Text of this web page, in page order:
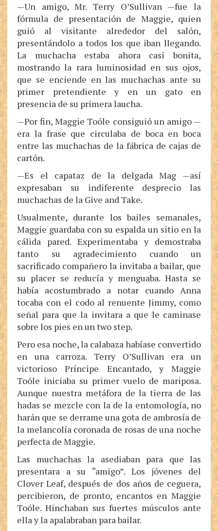
—Un amigo, Mr. Terry O’Sullivan —fue la
fórmula de presentación de Maggie, quien
guió al visitante alrededor del salón,
presentándolo a todos los que iban llegando.
La muchacha estaba ahora casi bonita,
mostrando la rara luminosidad en sus ojos,
que se enciende en las muchachas ante su
primer pretendiente y en un gato en
presencia de su primera laucha.
—Por fin, Maggie Toóle consiguió un amigo —
era la frase que circulaba de boca en boca
entre las muchachas de la fábrica de cajas de
cartón.
—Es el capataz de la delgada Mag —así
expresaban su indiferente desprecio las
muchachas de la Give and Take.
Usualmente, durante los bailes semanales,
Maggie guardaba con su espalda un sitio en la
cálida pared. Experimentaba y demostraba
tanto su agradecimiento cuando un
sacrificado compañero la invitaba a bailar, que
su placer se reducía y menguaba. Hasta se
había acostumbrado a notar cuando Anna
tocaba con el codo al renuente Jimmy, como
señal para que la invitara a que le caminase
sobre los pies en un two step.
Pero esa noche, la calabaza habíase convertido
en una carroza. Terry O’Sullivan era un
victorioso Príncipe Encantado, y Maggie
Toóle iniciaba su primer vuelo de mariposa.
Aunque nuestra metáfora de la tierra de las
hadas se mezcle con la de la entomología, no
harán que se derrame una gota de ambrosía de
la melancolía coronada de rosas de una noche
perfecta de Maggie.
Las muchachas la asediaban para que las
presentara a su “amigo”. Los jóvenes del
Clover Leaf, después de dos años de ceguera,
percibieron, de pronto, encantos en Maggie
Toóle. Hinchaban sus fuertes músculos ante
ella y la apalabraban para bailar.